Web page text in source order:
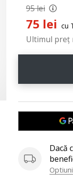
95 lei
75 lei cu
Ultimul preț
Dacă